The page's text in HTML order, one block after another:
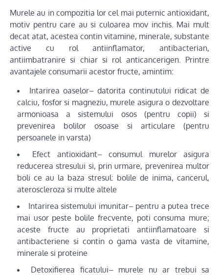
Murele au in compozitia lor cel mai puternic antioxidant,
motiv pentru care au si culoarea mov inchis. Mai mult
decat atat, acestea contin vitamine, minerale, substante
active cu rol antiinflamator, antibacterian,
antiimbatranire si chiar si rol anticancerigen. Printre
avantajele consumarii acestor fructe, amintim:
Intarirea oaselor– datorita continutului ridicat de
calciu, fosfor si magneziu, murele asigura o dezvoltare
armonioasa a sistemului osos (pentru copii) si
prevenirea bolilor osoase si articulare (pentru
persoanele in varsta)
Efect antioxidant– consumul murelor asigura
reducerea stresului si, prin urmare, prevenirea multor
boli ce au la baza stresul: bolile de inima, cancerul,
ateroscleroza si multe altele
Intarirea sistemului imunitar– pentru a putea trece
mai usor peste bolile frecvente, poti consuma mure;
aceste fructe au proprietati antiinflamatoare si
antibacteriene si contin o gama vasta de vitamine,
minerale si proteine
Detoxifierea ficatului– murele nu ar trebui sa